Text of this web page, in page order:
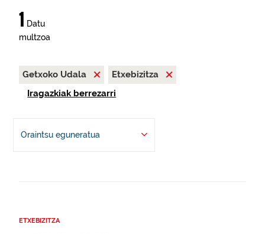
1 Datu
multzoa
Getxoko Udala
Etxebizitza
Iragazkiak berrezarri
Oraintsu eguneratua
ETXEBIZITZA